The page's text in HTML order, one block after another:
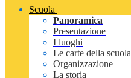
Scuola
Panoramica
Presentazione
I luoghi
Le carte della scuola
Organizzazione
La storia